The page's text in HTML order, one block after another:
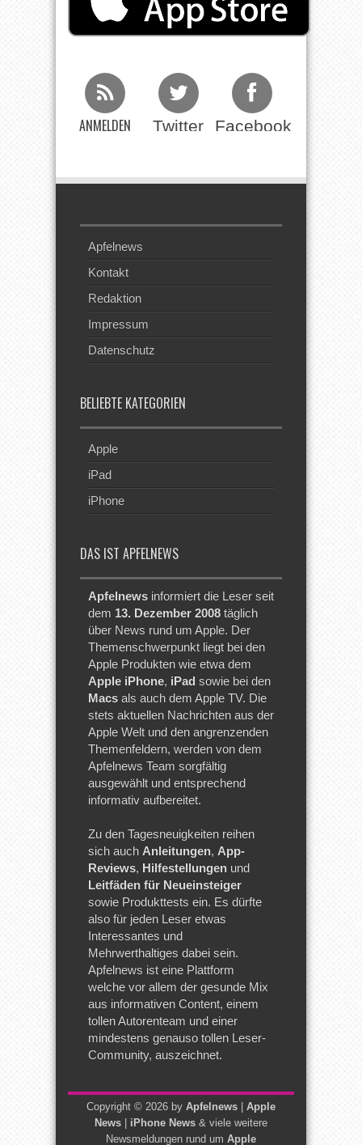
ANMELDEN Twitter Facebook
Apfelnews
Kontakt
Redaktion
Impressum
Datenschutz
BELIEBTE KATEGORIEN
Apple
iPad
iPhone
DAS IST APFELNEWS
Apfelnews informiert die Leser seit
dem 13. Dezember 2008 täglich
über News rund um Apple. Der
Themenschwerpunkt liegt bei den
Apple Produkten wie etwa dem
Apple iPhone, iPad sowie bei den
Macs als auch dem Apple TV. Die
stets aktuellen Nachrichten aus der
Apple Welt und den angrenzenden
Themenfeldern, werden von dem
Apfelnews Team sorgfältig
ausgewählt und entsprechend
informativ aufbereitet.
Zu den Tagesneuigkeiten reihen
sich auch Anleitungen, App-
Reviews, Hilfestellungen und
Leitfäden für Neueinsteiger
sowie Produkttests ein. Es dürfte
also für jeden Leser etwas
Interessantes und
Mehrwerthaltiges dabei sein.
Apfelnews ist eine Plattform
welche vor allem der gesunde Mix
aus informativen Content, einem
tollen Autorenteam und einer
mindestens genauso tollen Leser-
Community, auszeichnet.
Copyright © 2026 by Apfelnews
Apple
News
iPhone News & viele weitere
Newsmeldungen rund um Apple